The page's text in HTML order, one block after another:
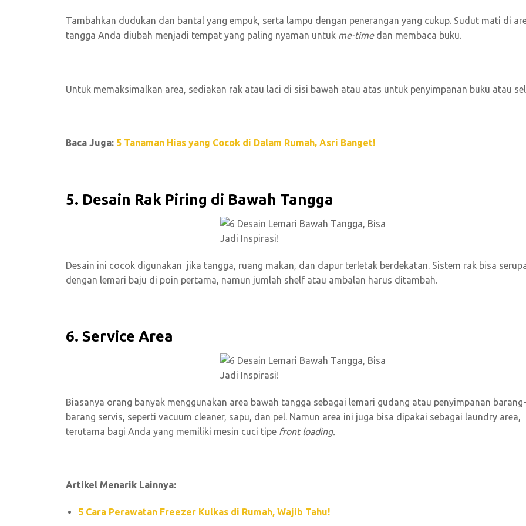
Tambahkan dudukan dan bantal yang empuk, serta lampu dengan penerangan yang cukup. Sudut mati di
tangga Anda diubah menjadi tempat yang paling nyaman untuk me-timedan membaca buku.
Untuk memaksimalkan area, sediakan rak atau laci di sisi bawah atau atas untuk penyimpanan buku atau
Baca Juga: 5 Tanaman Hias yang Cocok di Dalam Rumah, Asri Banget!
5. Desain Rak Piring di Bawah Tangga
Desain ini cocok digunakan jika tangga, ruang makan, dan dapur terletak berdekatan. Sistem rak bisa
dengan lemari baju di poin pertama, namun jumlah shelf atau ambalan harus ditambah.
6. Service Area
Biasanya orang banyak menggunakan area bawah tangga sebagai lemari gudang atau penyimpanan barang-
barang servis, seperti vacuum cleaner, sapu, dan pel. Namun area ini juga bisa dipakai sebagai laundry area,
terutama bagi Anda yang memiliki mesin cuci tipe front loading.
Artikel Menarik Lainnya:
5 Cara Perawatan Freezer Kulkas di Rumah, Wajib Tahu!